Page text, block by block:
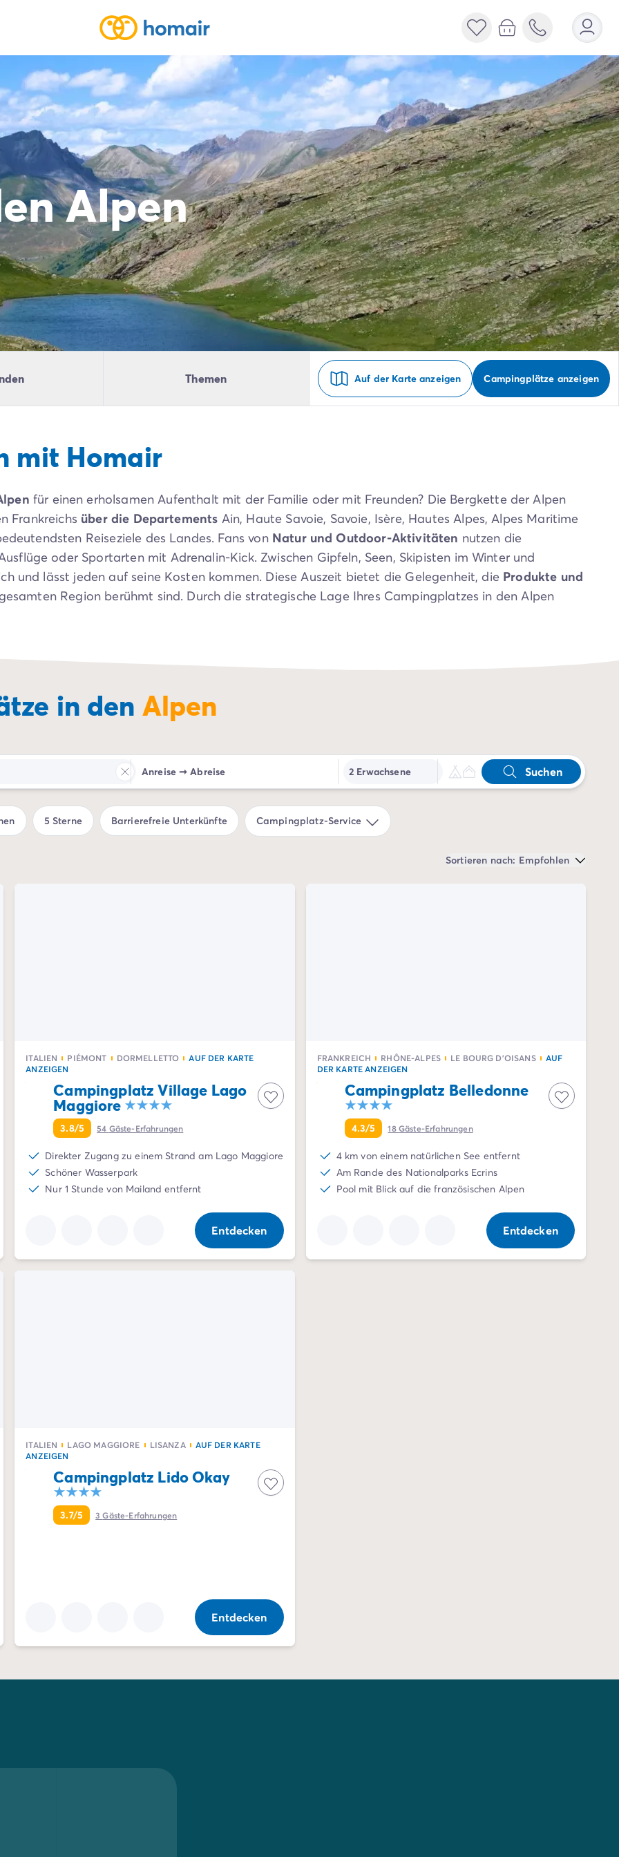
Alpen
Themen Auf der Karte anzeigen Campingplätze anzeigen
mit Homair
für einen erholsamen Aufenthalt mit der Familie oder mit Freunden? Die Bergkette der Alpen
Frankreichs über die Departements Ain, Haute Savoie, Savoie, Isère, Hautes Alpes, Alpes Maritime
Reiseziele des Landes. Fans von Natur und Outdoor-Aktivitäten nutzen die
oder Sportarten mit Adrenalin-Kick. Zwischen Gipfeln, Seen, Skipisten im Winter und
und lässt jeden auf seine Kosten kommen. Diese Auszeit bietet die Gelegenheit, die Produkte und
Region berühmt sind. Durch die strategische Lage Ihres Campingplatzes in den Alpen
in den Alpen
Anreise ➞ Abreise 2 Erwachsene Suchen
5 Sterne Barrierefreie Unterkünfte Campingplatz-Service
Sortieren nach: Empfohlen
ITALIEN PIÉMONT DORMELLETTO
AUF DER KARTE
ANZEIGEN
Campingplatz Village Lago
Maggiore
3.8/5 54 Gäste-Erfahrungen
Direkter Zugang zu einem Strand am Lago Maggiore
Schöner Wasserpark
Nur 1 Stunde von Mailand entfernt
Entdecken
FRANKREICH RHÔNE-ALPES LE BOURG D'OISANS
AUF
DER KARTE ANZEIGEN
Campingplatz Belledonne
4.3/5 18Gäste-Erfahrungen
4 km von einem natürlichen See entfernt
Am Rande des Nationalparks Ecrins
Pool mit Blick auf die französischen Alpen
Entdecken
ITALIEN LAGO MAGGIORE LISANZA
AUF DER KARTE
ANZEIGEN
Campingplatz Lido Okay
3.7/5 3Gäste-Erfahrungen
Entdecken